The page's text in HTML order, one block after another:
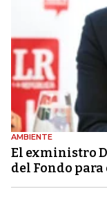
AMBIENTE
El exministro
del Fondo